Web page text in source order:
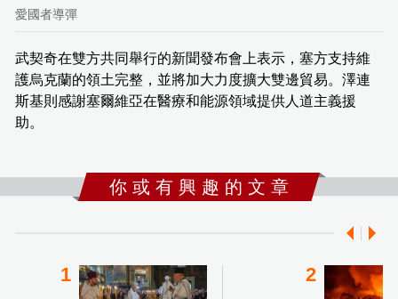
愛國者導彈
武契奇在雙方共同舉行的新聞發布會上表示，塞方支持維
護烏克蘭的領土完整，並將加大力度擴大雙邊貿易。澤連
斯基則感謝塞爾維亞在醫療和能源領域提供人道主義援
助。
你 或 有 興 趣 的 文 章